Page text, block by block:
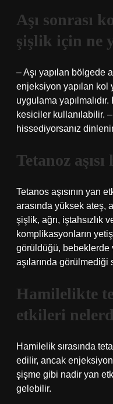
Aşı sonrası
şişlik için ne
– Aşı yapılan bölgede
enjeksiyon yapılan kol
uygulama
kesiciler kullanılabilir.
hissediyorsanız
Tetanoz
Tetanos aşısının yan
arasında yüksek ateş,
şişlik, ağrı, iştahsızlık
komplikasyonların
görüldüğü, bebeklerde
aşılarında görülmediği
Hamilelikte
etkileri
Hamilelik sırasında
edilir, ancak
şişme gibi nadir yan
gelebilir.